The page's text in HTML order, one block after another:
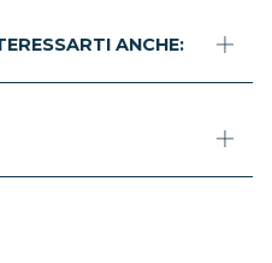
ANCHE: